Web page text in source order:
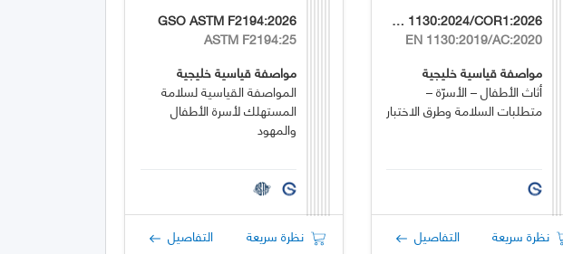
GSO EN 1130:2024/COR1:2026
EN 1130:2019/AC:2020
مواصفة قياسية خليجية
أثاث الأطفال – الأسرّة –
متطلبات السلامة وطرق الاختبار
نظرة سريعة التفاصيل
GSO ASTM F2194:2026
ASTM F2194:25
مواصفة قياسية خليجية
المواصفة القياسية لسلامة
المستهلك لأسرة الأطفال
والمهود
نظرة سريعة التفاصيل